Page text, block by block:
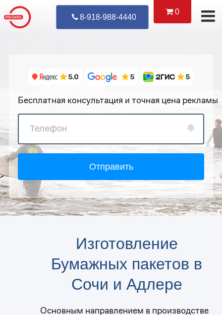
0
8-918-988-4440 Уже
Бесплатная консультация и точная цена рекламы
Отправить
Изготовление
Бумажных пакетов в
Сочи и Адлере
Основным направлением в производстве